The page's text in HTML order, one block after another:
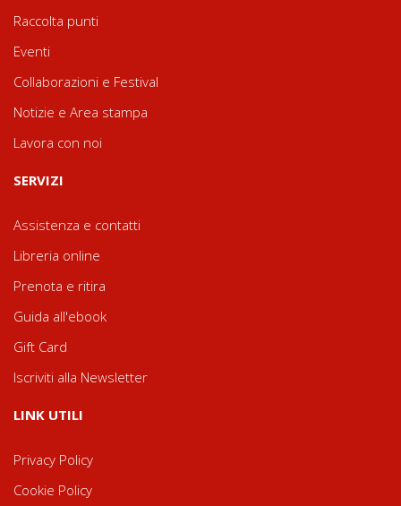
Raccolta punti
Eventi
Collaborazioni e Festival
Notizie e Area stampa
Lavora con noi
SERVIZI
Assistenza e contatti
Libreria online
Prenota e ritira
Guida all'ebook
Gift Card
Iscriviti alla Newsletter
LINK UTILI
Privacy Policy
Cookie Policy